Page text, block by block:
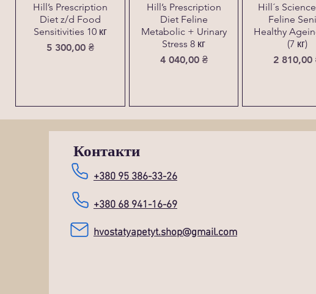
Hill’s Prescription
Diet z/d Food
Sensitivities 10 кг
Ціна
5 300,00 ₴
Hill’s Prescription
Diet Feline
Metabolic + Urinary
Stress 8 кг
Ціна
4 040,00 ₴
Hill´s
Feline
Healthy
(7 кг)
Ціна
2 810,00
Контакти
+380 95 386-33-26
+380 68 941-16-69
hvostatyapetyt.shop@gmail.com